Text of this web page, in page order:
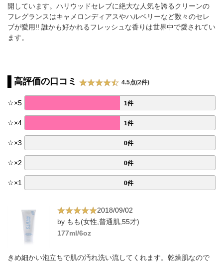
開しています。ハリウッドセレブに絶大な人気を誇るクリーンの
フレグランスはキャメロンディアスやハルベリーなど数々のセレ
ブが愛用!! 誰かも好かれるフレッシュな香りは世界中で愛されてい
ます。
高評価の口コミ 4.5点(2件)
☆×5 1件
☆×4 1件
☆×3 0件
☆×2 0件
☆×1 0件
2018/09/02
by もも(女性,普通肌,55才)
177ml/6oz
きめ細かい泡立ちで肌の汚れ洗い流してくれます。乾燥肌なので